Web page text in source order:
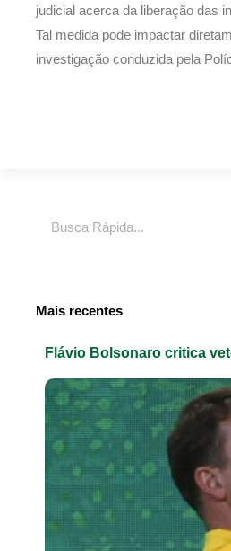
judicial acerca da liberação das
Tal medida pode impactar
investigação conduzida pela
Mais recentes
Flávio Bolsonaro critica